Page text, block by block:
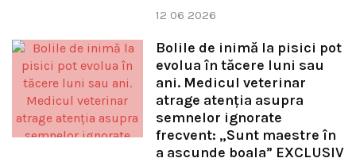
12 06 2026
Bolile de inimă la pisici pot
evolua în tăcere luni sau
ani. Medicul veterinar
atrage atenția asupra
semnelor ignorate
frecvent: „Sunt maestre în
a ascunde boala” EXCLUSIV